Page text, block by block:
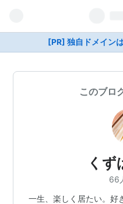
[PR] 独自ドメイン
このブロ
くず
66
一生、楽しく居たい。好